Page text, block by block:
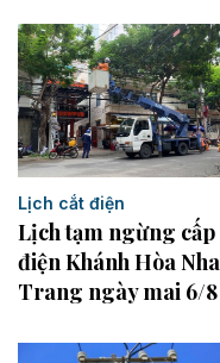
Lịch cắt điện
Lịch tạm ngừng cấp
điện Khánh Hòa Nha
Trang ngày mai 6/8